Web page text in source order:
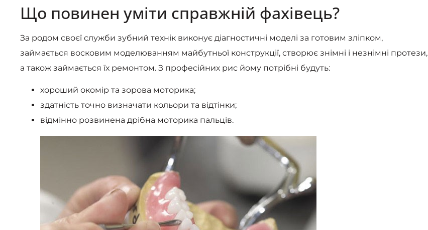
Що повинен уміти справжній фахівець?
За родом своєї служби зубний технік виконує діагностичні моделі за готовим зліпком,
займається восковим моделюванням майбутньої конструкції, створює знімні і незнімні протези,
а також займається їх ремонтом. З професійних рис йому потрібні будуть:
хороший окомір та зорова моторика;
здатність точно визначати кольори та відтінки;
відмінно розвинена дрібна моторика пальців.